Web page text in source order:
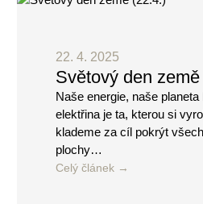
22. 4. 2025
Světový den
Naše energie, naše
elektřina je ta, kterou si
klademe za cíl pokrýt
plochy…
Celý článek